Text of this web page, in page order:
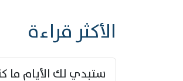
الأكثر قراءة